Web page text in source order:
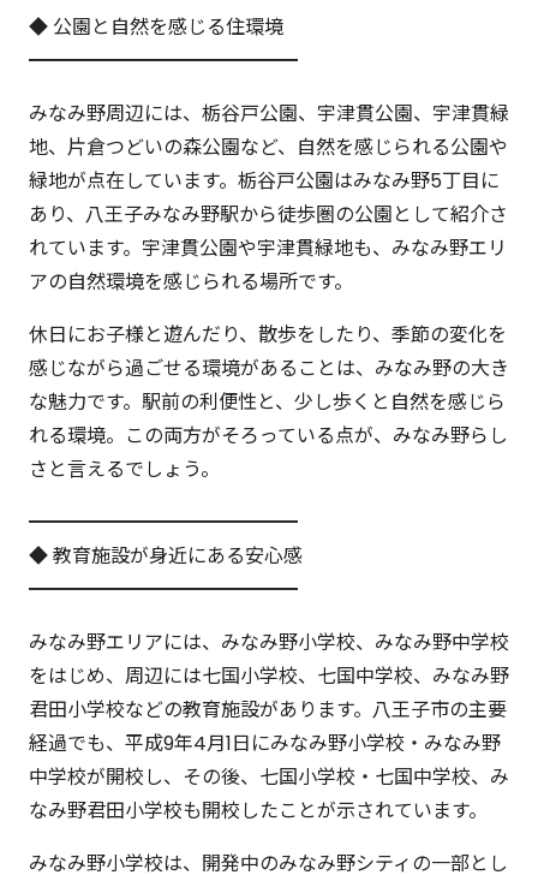
◆ 公園と自然を感じる住環境
━━━━━━━━━━━━━━
みなみ野周辺には、栃谷戸公園、宇津貫公園、宇津貫緑
地、片倉つどいの森公園など、自然を感じられる公園や
緑地が点在しています。栃谷戸公園はみなみ野5丁目に
あり、八王子みなみ野駅から徒歩圏の公園として紹介さ
れています。宇津貫公園や宇津貫緑地も、みなみ野エリ
アの自然環境を感じられる場所です。
休日にお子様と遊んだり、散歩をしたり、季節の変化を
感じながら過ごせる環境があることは、みなみ野の大き
な魅力です。駅前の利便性と、少し歩くと自然を感じら
れる環境。この両方がそろっている点が、みなみ野らし
さと言えるでしょう。
━━━━━━━━━━━━━━
◆ 教育施設が身近にある安心感
━━━━━━━━━━━━━━
みなみ野エリアには、みなみ野小学校、みなみ野中学校
をはじめ、周辺には七国小学校、七国中学校、みなみ野
君田小学校などの教育施設があります。八王子市の主要
経過でも、平成9年4月1日にみなみ野小学校・みなみ野
中学校が開校し、その後、七国小学校・七国中学校、み
なみ野君田小学校も開校したことが示されています。
みなみ野小学校は、開発中のみなみ野シティの一部とし